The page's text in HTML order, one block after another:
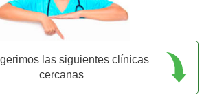
las siguientes clínicas
cercanas